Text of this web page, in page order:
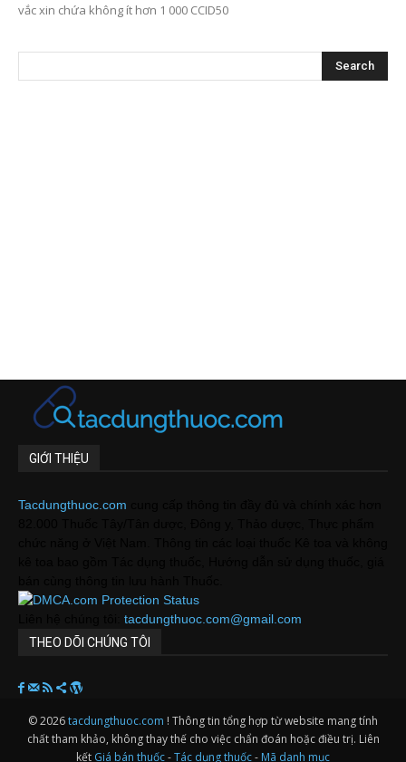
vắc xin chứa không ít hơn 1 000 CCID50
GIỚI THIỆU
Tacdungthuoc.com
tacdungthuoc.com@gmail.com
THEO DÕI CHÚNG TÔI
© 2026tacdungthuoc.com ! Thông tin tổng hợp từ website mang tính
chất tham khảo, không thay thế cho việc chẩn đoán hoặc điều trị. Liên
kết Giá bán thuốc-Tác dụng thuốc- Mã danh mục